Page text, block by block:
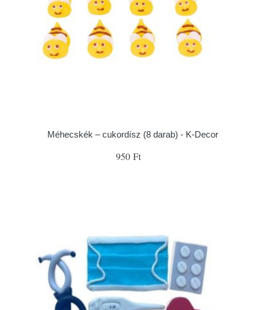
Méhecskék – cukordísz (8 darab) - K-Decor
950 Ft